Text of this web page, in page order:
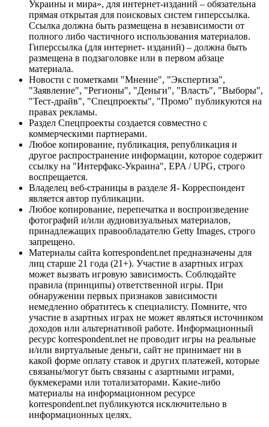
Украины и мира», для интернет-изданий – обязательна
прямая открытая для поисковых систем гиперссылка.
Ссылка должна быть размещена в независимости от
полного либо частичного использования материалов.
Гиперссылка (для интернет- изданий) – должна быть
размещена в подзаголовке или в первом абзаце
материала.
Новости с пометками "Мнение", "Экспертиза",
"Заявление", "Регионы", "Деньги", "Власть", "Выборы",
"Тест-драйв", "Спецпроекты", "Промо" публикуются на
правах рекламы.
Раздел Спецпроекты создается совместно с
коммерческими партнерами.
Любое копирование, публикация, републикация и
другое распространение информации, которое содержит
ссылку на "Интерфакс-Украина", EPA / UPG, строго
воспрещается.
Владелец веб-страницы в разделе Я- Корреспондент
является автор публикации.
Любое копирование, перепечатка и воспроизведение
фотографий и/или аудиовизуальных материалов,
принадлежащих правообладателю Getty Images, строго
запрещено.
Материалы сайта korrespondent.net предназначены для
лиц старше 21 года (21+). Участие в азартных играх
может вызвать игровую зависимость. Соблюдайте
правила (принципы) ответственной игры. При
обнаружении первых признаков зависимости
немедленно обратитесь к специалисту. Помните, что
участие в азартных играх не может являться источником
доходов или альтернативой работе. Информационный
ресурс korrespondent.net не проводит игры на реальные
и/или виртуальные деньги, сайт не принимает ни в
какой форме оплату ставок и других платежей, которые
связаны/могут быть связаны с азартными играми,
букмекерами или тотализаторами. Какие-либо
материалы на информационном ресурсе
korrespondent.net публикуются исключительно в
информационных целях.